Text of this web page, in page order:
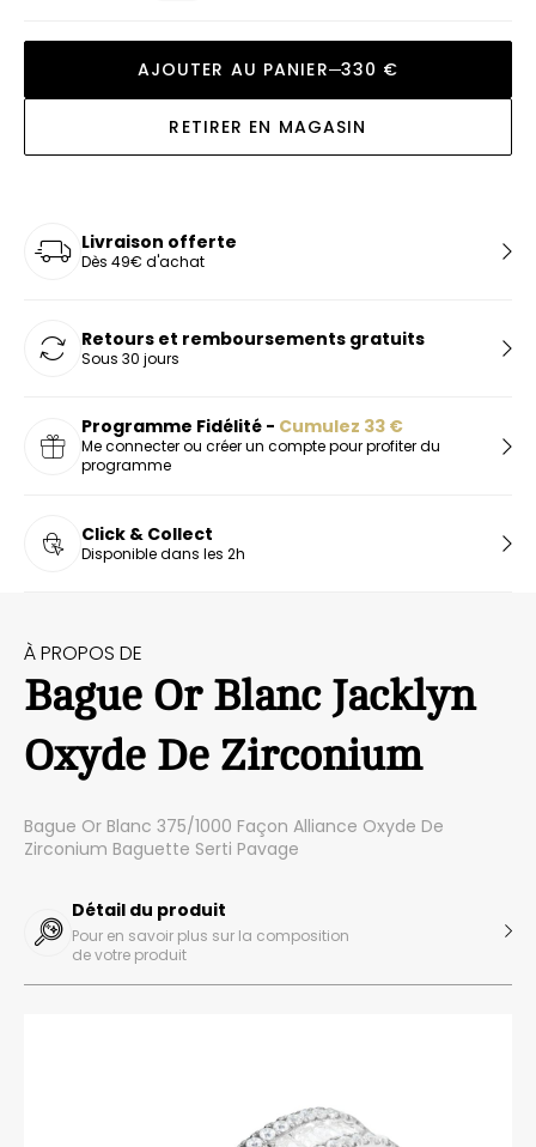
AJOUTER AU PANIER 330 €
RETIRER EN MAGASIN
Livraison offerte
Dès 49€ d'achat
Retours et remboursements gratuits
Sous 30 jours
Programme Fidélité - Cumulez 33 €
Me connecter ou créer un compte pour profiter du
programme
Click & Collect
Disponible dans les 2h
À PROPOS DE
Bague Or Blanc Jacklyn
Oxyde De Zirconium
Bague Or Blanc 375/1000 Façon Alliance Oxyde De
Zirconium Baguette Serti Pavage
Détail du produit
Pour en savoir plus sur la composition
de votre produit